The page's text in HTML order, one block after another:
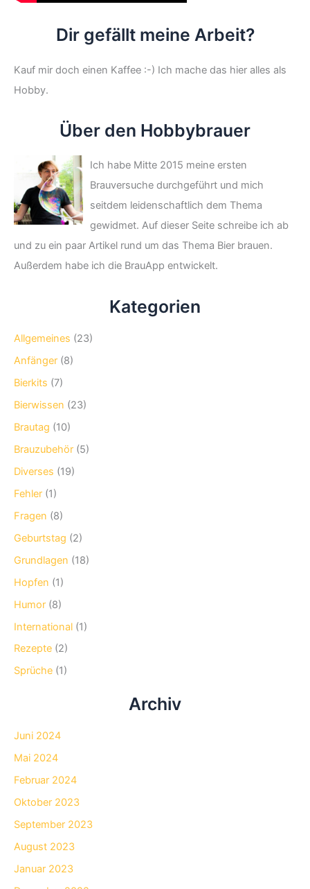
Dir gefällt meine Arbeit?
Kauf mir doch einen Kaffee :-) Ich mache das hier alles als
Hobby.
Über den Hobbybrauer
Ich habe Mitte 2015 meine ersten
Brauversuche durchgeführt und mich
seitdem leidenschaftlich dem Thema
gewidmet. Auf dieser Seite schreibe ich ab
und zu ein paar Artikel rund um das Thema Bier brauen.
Außerdem habe ich die BrauApp entwickelt.
Kategorien
Allgemeines (23)
Anfänger (8)
Bierkits (7)
Bierwissen (23)
Brautag (10)
Brauzubehör (5)
Diverses (19)
Fehler (1)
Fragen (8)
Geburtstag (2)
Grundlagen (18)
Hopfen (1)
Humor (8)
International (1)
Rezepte (2)
Sprüche (1)
Archiv
Juni 2024
Mai 2024
Februar 2024
Oktober 2023
September 2023
August 2023
Januar 2023